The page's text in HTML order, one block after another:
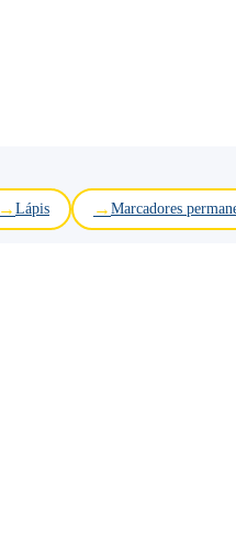
Lápis Marcadores